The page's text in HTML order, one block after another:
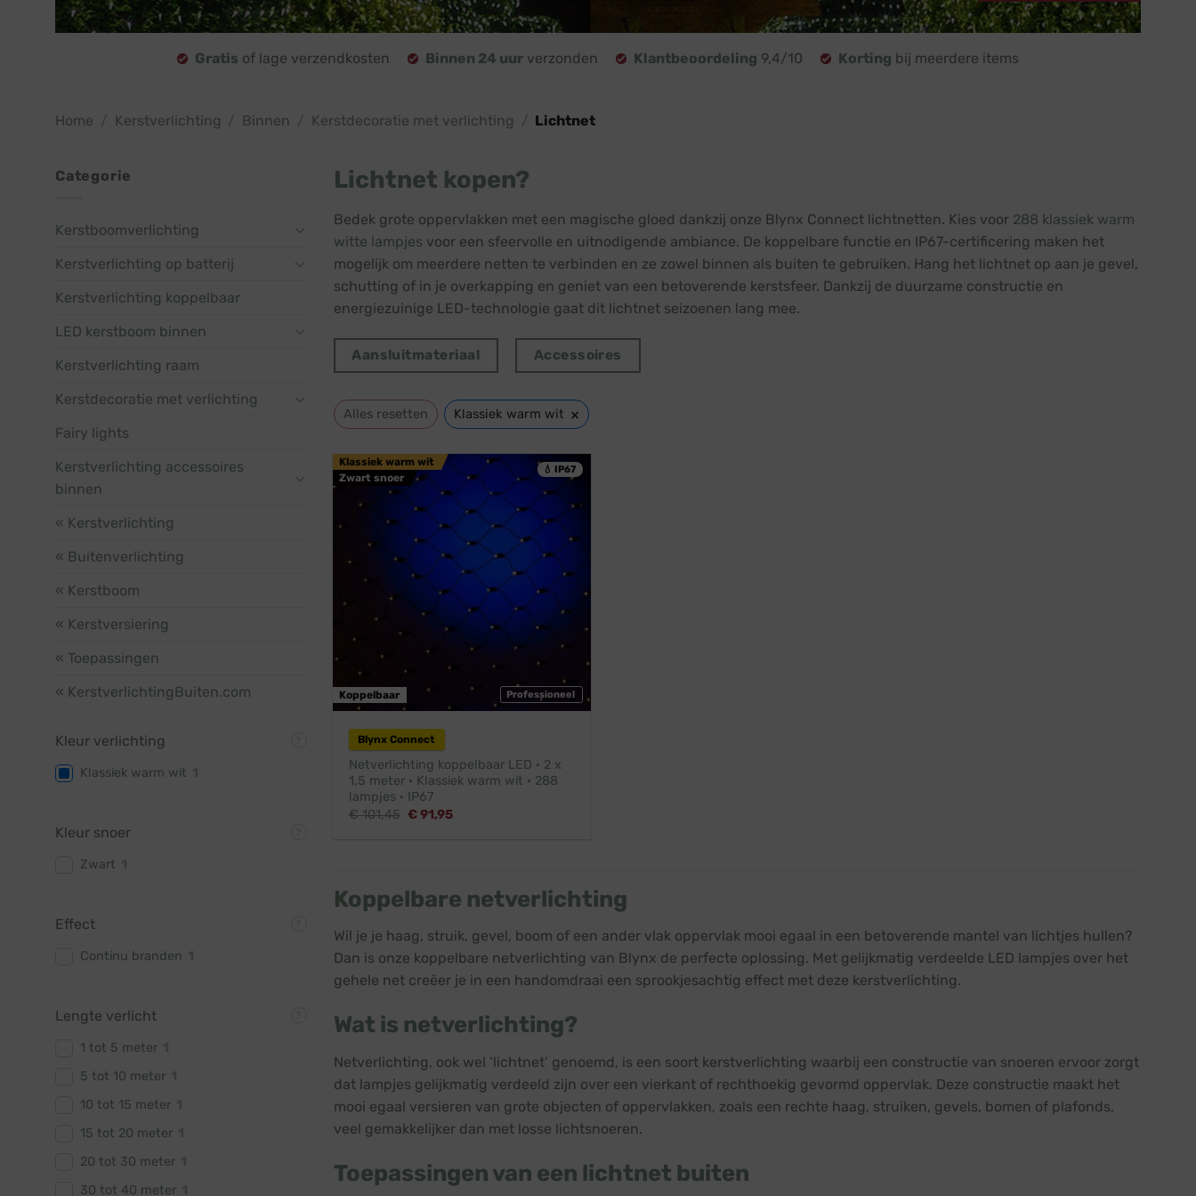
Gratis of lage verzendkosten Binnen 24 uur verzonden Klantbeoordeling 9,4/10 Korting bij meerdere items
Home Kerstverlichting Binnen Kerstdecoratie met verlichting Lichtnet
Categorie
Kerstboomverlichting
Kerstverlichting op batterij
Kerstverlichting koppelbaar
LED kerstboom binnen
Kerstverlichting raam
Kerstdecoratie met verlichting
Fairy lights
Kerstverlichting accessoires
binnen
« Kerstverlichting
« Buitenverlichting
« Kerstboom
« Kerstversiering
« Toepassingen
« KerstverlichtingBuiten.com
Kleur verlichting
Klassiek warm wit
Kleur snoer
Zwart
Effect
Continu branden
Lengte verlicht
1 tot 5 meter
5 tot 10 meter
10 tot 15 meter
15 tot 20 meter
20 tot 30 meter
30 tot 40 meter
Lichtnet kopen?
Bedek grote oppervlakken met een magische gloed dankzij onze Blynx Connect lichtnetten. Kies voor 288 klassiek warm
witte lampjes voor een sfeervolle en uitnodigende ambiance. De koppelbare functie en IP67-certificering maken het
mogelijk om meerdere netten te verbinden en ze zowel binnen als buiten te gebruiken. Hang het lichtnet op aan je gevel,
schutting of in je overkapping en geniet van een betoverende kerstsfeer. Dankzij de duurzame constructie en
energiezuinige LED-technologie gaat dit lichtnet seizoenen lang mee.
Aansluitmateriaal Accessoires
Alles resetten Klassiek warm wit ×
💧 IP67
Professioneel
Klassiek warm wit
Zwart snoer
Koppelbaar
Blynx Connect
Netverlichting koppelbaar LED · 2 x
1,5 meter · Klassiek warm wit · 288
lampjes · IP67
€101,45 Oorspronkelijke
€91,95Huidige
Koppelbare netverlichting
Wil je je haag, struik, gevel, boom of een ander vlak oppervlak mooi egaal in een betoverende mantel van lichtjes hullen?
Dan is onze koppelbare netverlichting van Blynx de perfecte oplossing. Met gelijkmatig verdeelde LED lampjes over het
gehele net creëer je in een handomdraai een sprookjesachtig effect met deze kerstverlichting.
Wat is netverlichting?
Netverlichting, ook wel ‘lichtnet’ genoemd, is een soort kerstverlichting waarbij een constructie van snoeren ervoor zorgt
dat lampjes gelijkmatig verdeeld zijn over een vierkant of rechthoekig gevormd oppervlak. Deze constructie maakt het
mooi egaal versieren van grote objecten of oppervlakken, zoals een rechte haag, struiken, gevels, bomen of plafonds,
veel gemakkelijker dan met losse lichtsnoeren.
Toepassingen van een lichtnet buiten